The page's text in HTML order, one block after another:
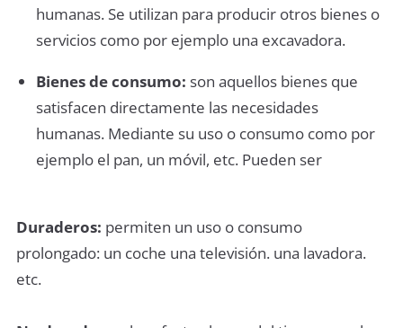
humanas. Se utilizan para producir otros bienes o
servicios como por ejemplo una excavadora.
Bienes de consumo: son aquellos bienes que
satisfacen directamente las necesidades
humanas. Mediante su uso o consumo como por
ejemplo el pan, un móvil, etc. Pueden ser
Duraderos: permiten un uso o consumo
prolongado: un coche una televisión. una lavadora.
etc.